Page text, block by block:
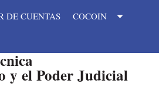
DE CUENTAS
COCOIN
el Poder Judicial